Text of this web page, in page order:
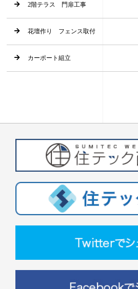
2階テラス 門扉工事
花壇作り フェンス取付
カーポート組立